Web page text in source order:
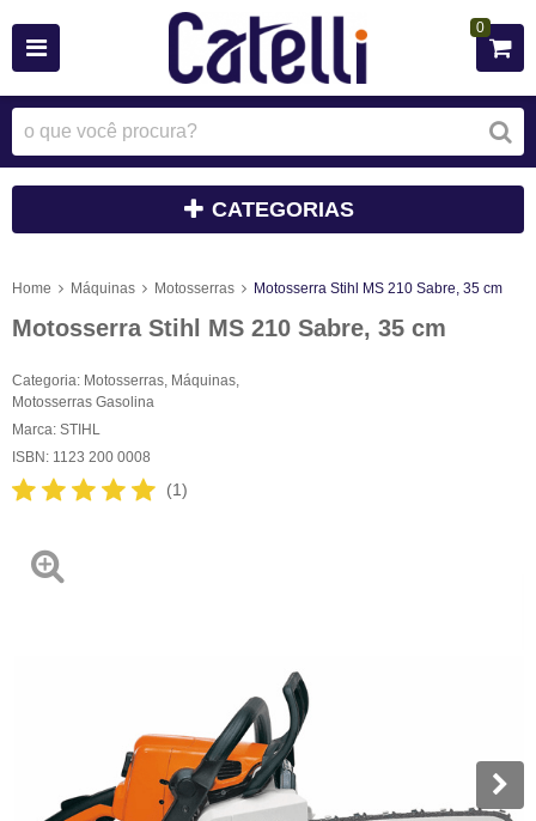
0
CATEGORIAS
Home Máquinas Motosserras Motosserra Stihl MS 210 Sabre, 35 cm
Motosserra Stihl MS 210 Sabre, 35 cm
Categoria: Motosserras Máquinas
Motosserras Gasolina
Marca: STIHL
ISBN: 1123 200 0008
(1)